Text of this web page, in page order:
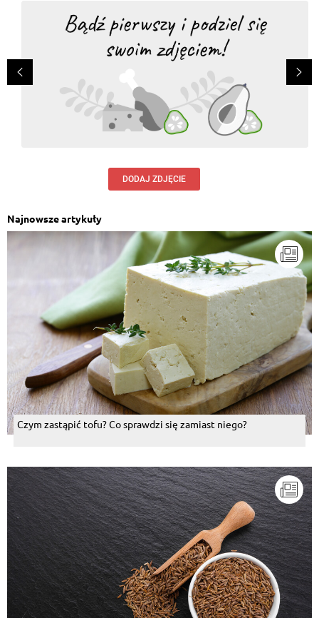
DODAJ ZDJĘCIE
Najnowsze artykuły
Czym zastąpić tofu? Co sprawdzi się zamiast niego?